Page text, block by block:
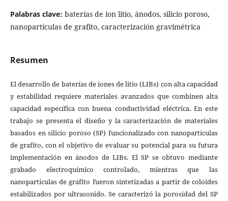
Palabras clave: baterías de ion litio, ánodos, silicio poroso,
nanopartículas de grafito, caracterización gravimétrica
Resumen
El desarrollo de baterías de iones de litio (LIBs) con alta capacidad
y estabilidad requiere materiales avanzados que combinen alta
capacidad específica con buena conductividad eléctrica. En este
trabajo se presenta el diseño y la caracterización de materiales
basados en silicio poroso (SP) funcionalizado con nanopartículas
de grafito, con el objetivo de evaluar su potencial para su futura
implementación en ánodos de LIBs. El SP se obtuvo mediante
grabado electroquímico controlado, mientras que las
nanopartículas de grafito fueron sintetizadas a partir de coloides
estabilizados por ultrasonido. Se caracterizó la porosidad del SP